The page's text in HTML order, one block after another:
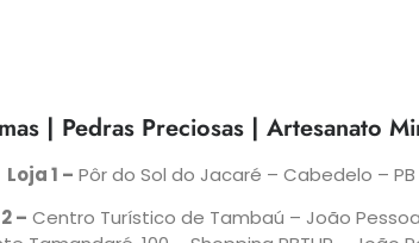
| Pedras Preciosas | Artesanato
Loja 1 – Pôr do Sol do Jacaré – Cabedelo – PB
– Centro Turístico de Tambaú – João